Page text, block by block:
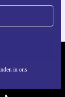
in ons